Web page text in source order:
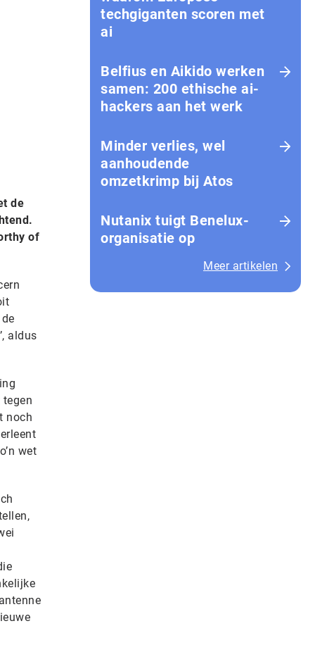
de
of
aldus
noch
wet
techgiganten scoren met
ai
Belfius en Aikido werken
samen: 200 ethische ai-
hackers aan het werk
Minder verlies, wel
aanhoudende
omzetkrimp bij Atos
Nutanix tuigt Benelux-
organisatie op
Meer artikelen